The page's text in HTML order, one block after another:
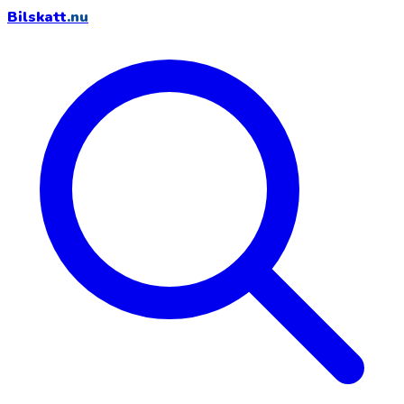
Bilskatt.nu